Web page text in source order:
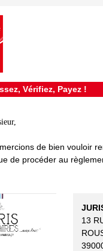
Vérifiez, Payez !
de bien vouloir
de procéder au
13